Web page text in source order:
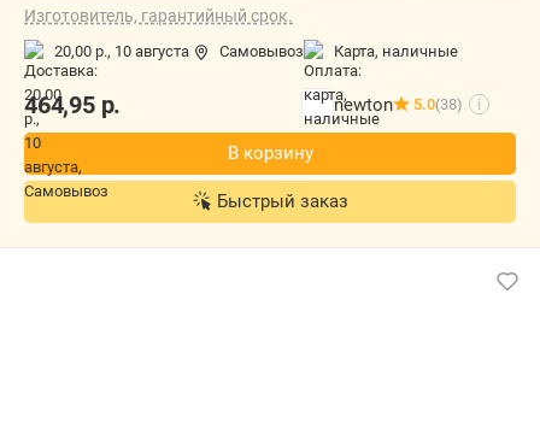
индикатор
Изготовитель, гарантийный срок.
20,00 р., 10 августа Самовывоз карта, наличные
464,95р. newton 5.0(38) i
В корзину
Быстрый заказ